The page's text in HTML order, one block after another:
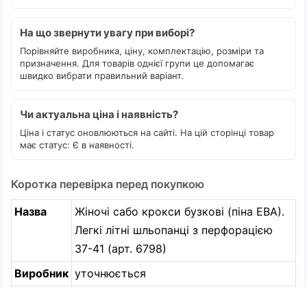
На що звернути увагу при виборі?
Порівняйте виробника, ціну, комплектацію, розміри та
призначення. Для товарів однієї групи це допомагає
швидко вибрати правильний варіант.
Чи актуальна ціна і наявність?
Ціна і статус оновлюються на сайті. На цій сторінці товар
має статус: Є в наявності.
Коротка перевірка перед покупкою
Назва
Жіночі сабо крокси бузкові (піна ЕВА).
Легкі літні шльопанці з перфорацією
37-41 (арт. 6798)
Виробник уточнюється